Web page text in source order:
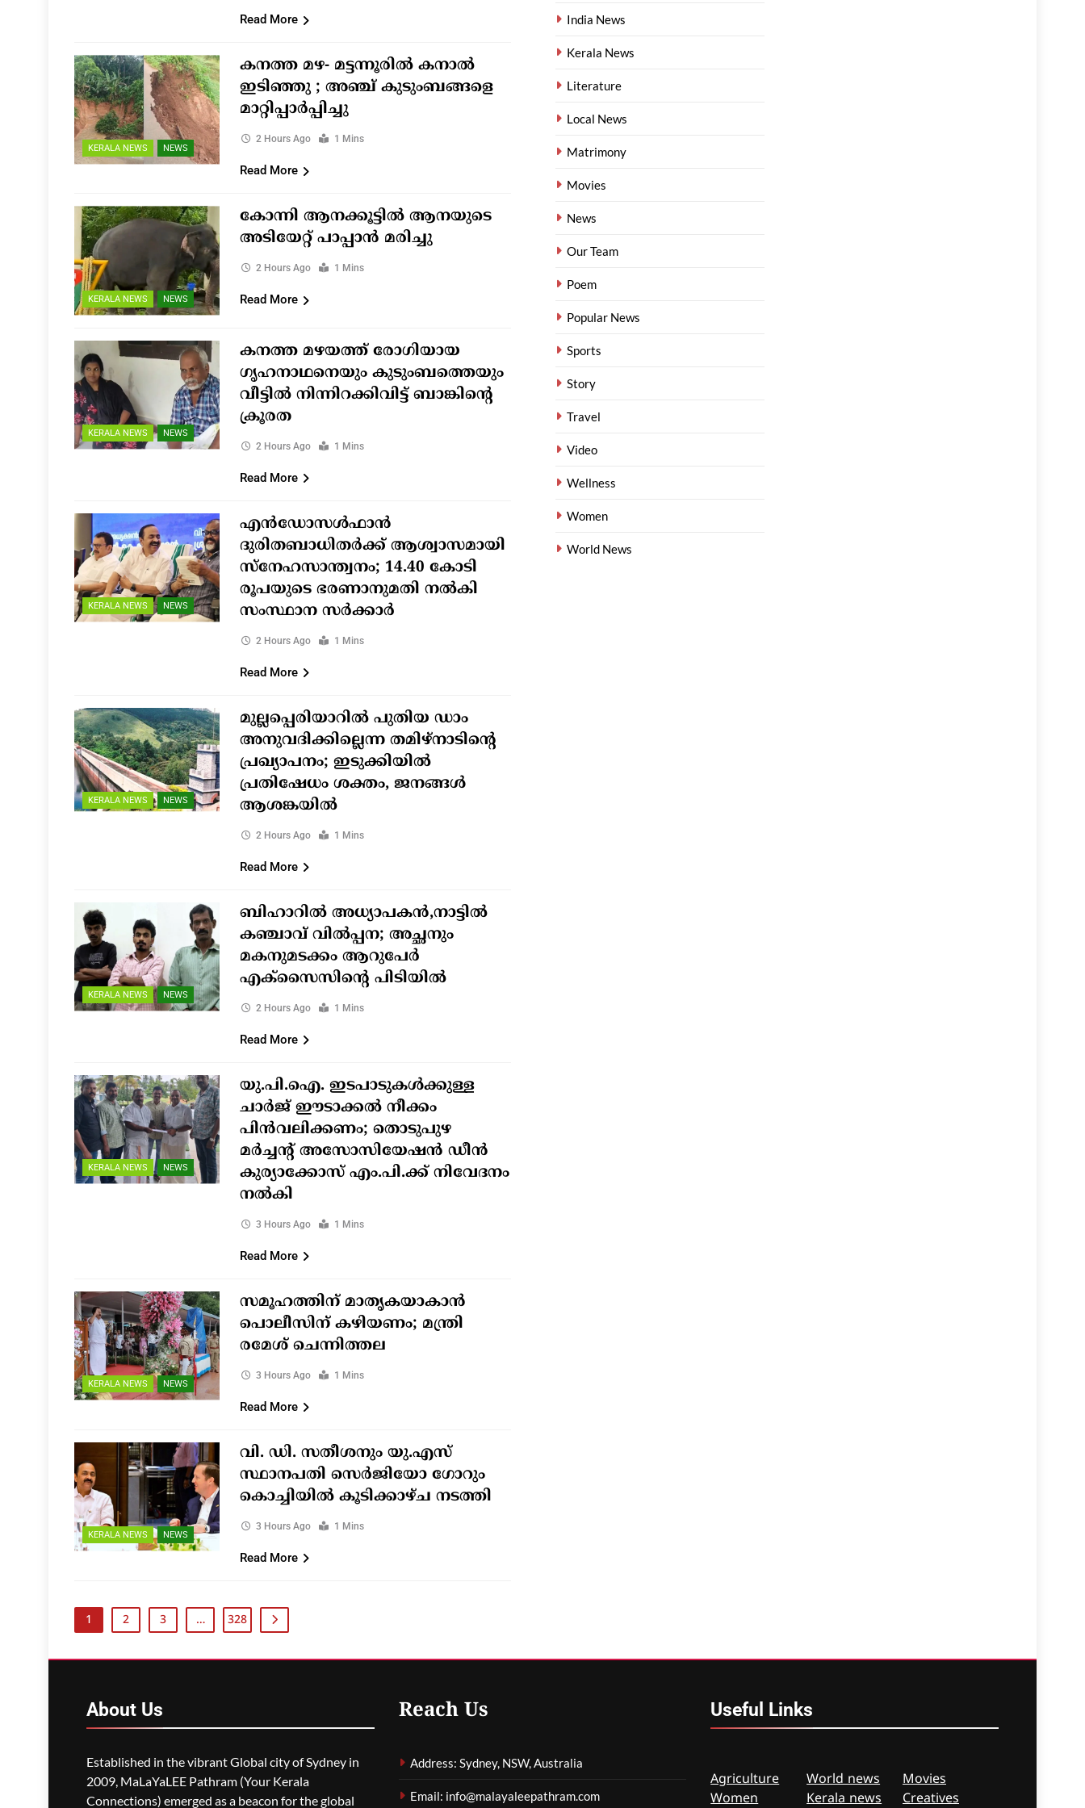
India News
Kerala News
Literature
Local News
Matrimony
Movies
News
Our Team
Poem
Popular News
Sports
Story
Travel
Video
Wellness
Women
World News
Read More
KERALA NEWS NEWS
കനത്ത മഴ- മട്ടന്നൂരിൽ കനാൽ
ഇടിഞ്ഞു ; അഞ്ച് കുടുംബങ്ങളെ
മാറ്റിപ്പാർപ്പിച്ചു
2 Hours Ago 1 Mins
Read More
KERALA NEWS NEWS
കോന്നി ആനക്കൂട്ടിൽ ആനയുടെ
അടിയേറ്റ് പാപ്പാൻ മരിച്ചു
2 Hours Ago 1 Mins
Read More
KERALA NEWS NEWS
കനത്ത മഴയത്ത് രോഗിയായ
ഗൃഹനാഥനെയും കുടുംബത്തെയും
വീട്ടിൽ നിന്നിറക്കിവിട്ട് ബാങ്കിന്റെ
ക്രൂരത
2 Hours Ago 1 Mins
Read More
KERALA NEWS NEWS
എൻഡോസൾഫാൻ
ദുരിതബാധിതർക്ക് ആശ്വാസമായി
സ്നേഹസാന്ത്വനം; 14.40 കോടി
രൂപയുടെ ഭരണാനുമതി നൽകി
സംസ്ഥാന സർക്കാർ
2 Hours Ago 1 Mins
Read More
KERALA NEWS NEWS
മുല്ലപ്പെരിയാറിൽ പുതിയ ഡാം
അനുവദിക്കില്ലെന്ന തമിഴ്‌നാടിന്റെ
പ്രഖ്യാപനം; ഇടുക്കിയിൽ
പ്രതിഷേധം ശക്തം, ജനങ്ങൾ
ആശങ്കയിൽ
2 Hours Ago 1 Mins
Read More
KERALA NEWS NEWS
ബിഹാറിൽ അധ്യാപകൻ,നാട്ടില്‍
കഞ്ചാവ് വിൽപ്പന; അച്ഛനും
മകനുമടക്കം ആറുപേർ
എക്സൈസിന്റെ പിടിയിൽ
2 Hours Ago 1 Mins
Read More
KERALA NEWS NEWS
യു.പി.ഐ. ഇടപാടുകൾക്കുള്ള
ചാർജ് ഈടാക്കൽ നീക്കം
പിൻവലിക്കണം; തൊടുപുഴ
മർച്ചന്റ് അസോസിയേഷൻ ഡീൻ
കുര്യാക്കോസ് എം.പി.ക്ക് നിവേദനം
നൽകി
3 Hours Ago 1 Mins
Read More
KERALA NEWS NEWS
സമൂഹത്തിന് മാതൃകയാകാൻ
പൊലീസിന് കഴിയണം; മന്ത്രി
രമേശ് ചെന്നിത്തല
3 Hours Ago 1 Mins
Read More
KERALA NEWS NEWS
വി. ഡി. സതീശനും യു.എസ്
സ്ഥാനപതി സെർജിയോ ഗോറും
കൊച്ചിയിൽ കൂടിക്കാഴ്ച നടത്തി
3 Hours Ago 1 Mins
Read More
1 2 3 … 328
About Us
Established in the vibrant Global city of Sydney in
2009, MaLaYaLEE Pathram (Your Kerala
Connections) emerged as a beacon for the global
Reach Us
Address: Sydney, NSW, Australia
Email: info@malayaleepathram.com
Useful Links
Agriculture
Women
World news
Kerala news
Movies
Creatives